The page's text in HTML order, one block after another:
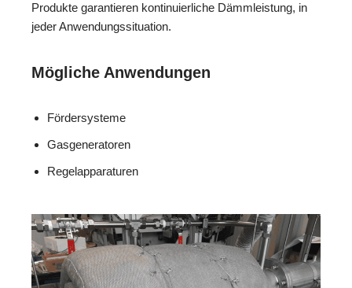
Produkte garantieren kontinuierliche Dämmleistung, in
jeder Anwendungssituation.
Mögliche Anwendungen
Fördersysteme
Gasgeneratoren
Regelapparaturen